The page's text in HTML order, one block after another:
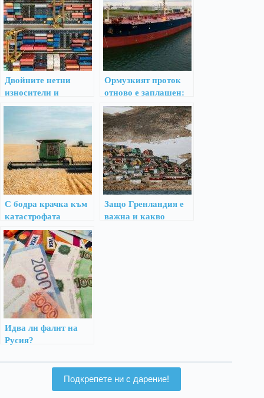
Двойните нетни
износители и
геополитическото им
Ормузкият проток
отново е заплашен:
Идва ли краят на
евтиния живот?
С бодра крачка към
катастрофата
Защо Гренландия е
важна и какво
Идва ли фалит на
Русия?
Подкрепете ни с дарение!